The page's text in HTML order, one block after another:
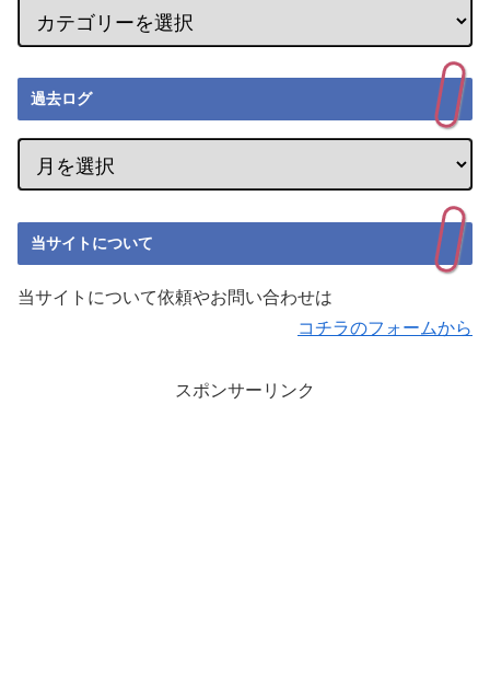
過去ログ
当サイトについて
当サイトについて依頼やお問い合わせは
コチラのフォームから
スポンサーリンク